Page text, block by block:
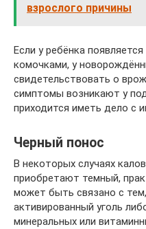
взрослого причины
Если у ребёнка
комочками, у
свидетельствовать о
симптомы возникают у
приходится иметь дело с
Черный понос
В некоторых случаях
приобретают темный,
может быть связано с
активированный уголь
минеральных или